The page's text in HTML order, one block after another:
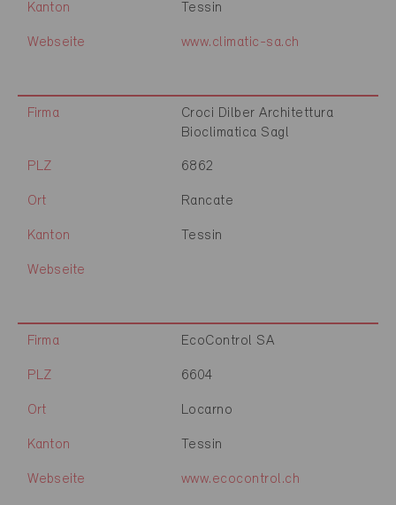
Kanton Tessin
Webseite www.climatic-sa.ch
Firma
Croci Dilber Architettura
Bioclimatica Sagl
PLZ 6862
Ort Rancate
Kanton Tessin
Webseite
Firma EcoControl SA
PLZ 6604
Ort Locarno
Kanton Tessin
Webseite www.ecocontrol.ch